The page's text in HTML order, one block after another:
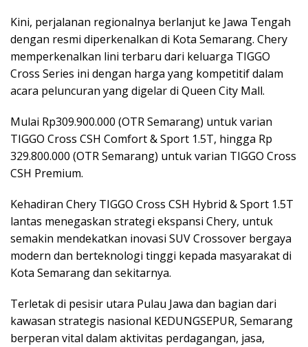
Kini, perjalanan regionalnya berlanjut ke Jawa Tengah
dengan resmi diperkenalkan di Kota Semarang. Chery
memperkenalkan lini terbaru dari keluarga TIGGO
Cross Series ini dengan harga yang kompetitif dalam
acara peluncuran yang digelar di Queen City Mall.
Mulai Rp309.900.000 (OTR Semarang) untuk varian
TIGGO Cross CSH Comfort & Sport 1.5T, hingga Rp
329.800.000 (OTR Semarang) untuk varian TIGGO Cross
CSH Premium.
Kehadiran Chery TIGGO Cross CSH Hybrid & Sport 1.5T
lantas menegaskan strategi ekspansi Chery, untuk
semakin mendekatkan inovasi SUV Crossover bergaya
modern dan berteknologi tinggi kepada masyarakat di
Kota Semarang dan sekitarnya.
Terletak di pesisir utara Pulau Jawa dan bagian dari
kawasan strategis nasional KEDUNGSEPUR, Semarang
berperan vital dalam aktivitas perdagangan, jasa,